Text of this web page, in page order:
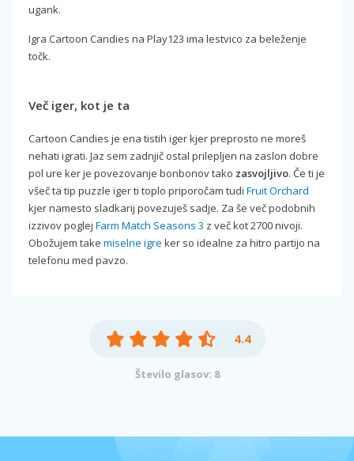
ugank.
Igra Cartoon Candies na Play123 ima lestvico za beleženje
točk.
Več iger, kot je ta
Cartoon Candies je ena tistih iger kjer preprosto ne moreš
nehati igrati. Jaz sem zadnjič ostal prilepljen na zaslon dobre
pol ure ker je povezovanje bonbonov tako zasvojljivo. Če ti je
všeč ta tip puzzle iger ti toplo priporočam tudi Fruit Orchard
kjer namesto sladkarij povezuješ sadje. Za še več podobnih
izzivov poglej Farm Match Seasons 3 z več kot 2700 nivoji.
Obožujem take miselne igre ker so idealne za hitro partijo na
telefonu med pavzo.
4.4
Število glasov: 8